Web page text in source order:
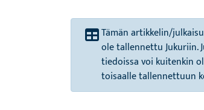
Tämän artikkelin/
ole tallennettu Jukuriin.
tiedoissa voi kuitenkin
toisaalle tallennettuun